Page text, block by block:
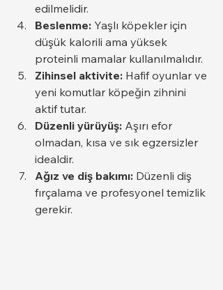
edilmelidir.
Beslenme: Yaşlı köpekler için
düşük kalorili ama yüksek
proteinli mamalar kullanılmalıdır.
Zihinsel aktivite: Hafif oyunlar ve
yeni komutlar köpeğin zihnini
aktif tutar.
Düzenli yürüyüş: Aşırı efor
olmadan, kısa ve sık egzersizler
idealdir.
Ağız ve diş bakımı: Düzenli diş
fırçalama ve profesyonel temizlik
gerekir.